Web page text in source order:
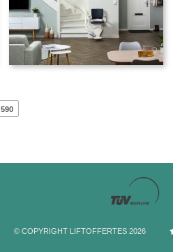
590
© COPYRIGHT LIFTOFFERTES 2026